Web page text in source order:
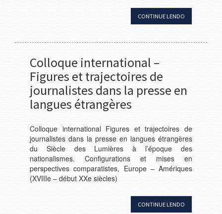
CONTINUE LENDO
Colloque international –
Figures et trajectoires de
journalistes dans la presse en
langues étrangères
Colloque international Figures et trajectoires de
journalistes dans la presse en langues étrangères
du Siècle des Lumières à l’époque des
nationalismes. Configurations et mises en
perspectives comparatistes, Europe – Amériques
(XVIIIe – début XXe siècles)
CONTINUE LENDO